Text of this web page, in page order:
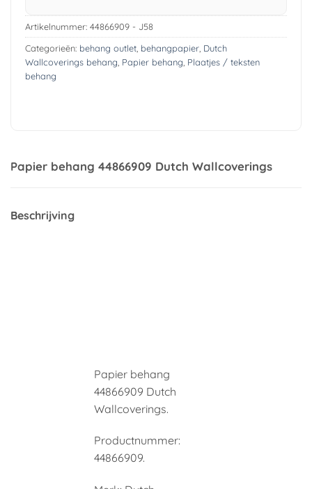
Artikelnummer: 44866909 - J58
Categorieën: behang outlet, behangpapier, Dutch
Wallcoverings behang Papier behang Plaatjes / teksten
behang
Papier behang 44866909 Dutch Wallcoverings
Beschrijving
Papier behang
44866909 Dutch
Wallcoverings.
Productnummer:
44866909.